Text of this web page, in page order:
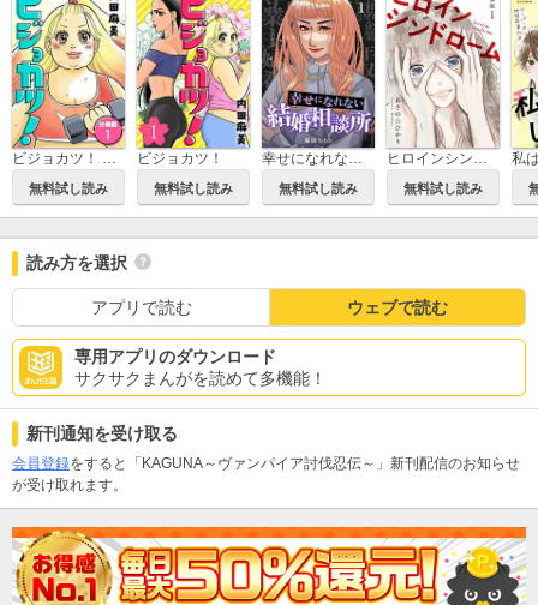
無料試し読み
ビジョカツ！
無料試し読み 無料試し読み 無料試し読み
読み方を選択
アプリで読む ウェブで読む
専用アプリのダウンロード
サクサクまんがを読めて多機能！
新刊通知を受け取る
会員登録をすると「KAGUNA～ヴァンパイア討伐忍伝～」新刊配信のお知らせ
が受け取れます。